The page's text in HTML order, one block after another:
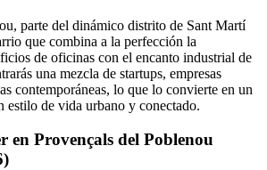
parte del dinámico distrito de Sant Martí
que combina a la perfección la
de oficinas con el encanto industrial de
una mezcla de startups, empresas
contemporáneas, lo que lo convierte en un
estilo de vida urbano y conectado.
en Provençals del Poblenou